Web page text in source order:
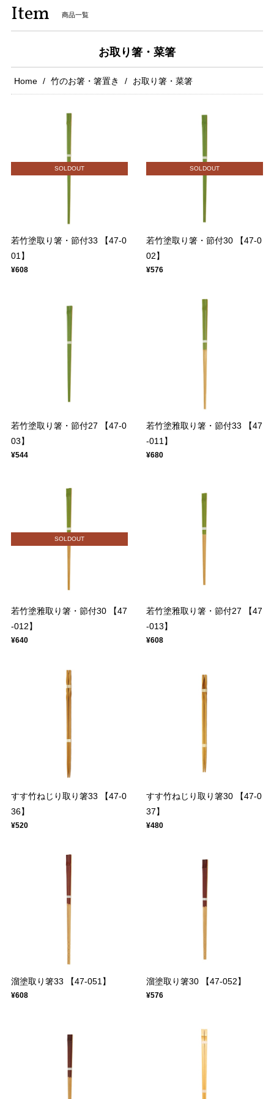
Item 商品一覧
お取り箸・菜箸
Home 竹のお箸・箸置き お取り箸・菜箸
SOLDOUT
若竹塗取り箸・節付33 【47-0
01】
¥608
SOLDOUT
若竹塗取り箸・節付30 【47-0
02】
¥576
若竹塗取り箸・節付27 【47-0
03】
¥544
若竹塗雅取り箸・節付33 【47
-011】
¥680
SOLDOUT
若竹塗雅取り箸・節付30 【47
-012】
¥640
若竹塗雅取り箸・節付27 【47
-013】
¥608
すす竹ねじり取り箸33 【47-0
36】
¥520
すす竹ねじり取り箸30 【47-0
37】
¥480
溜塗取り箸33 【47-051】
¥608
溜塗取り箸30 【47-052】
¥576